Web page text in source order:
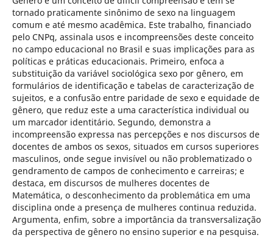
tornado praticamente sinônimo de sexo na linguagem
comum e até mesmo acadêmica. Este trabalho, financiado
pelo CNPq, assinala usos e incompreensões deste conceito
no campo educacional no Brasil e suas implicações para as
políticas e práticas educacionais. Primeiro, enfoca a
substituição da variável sociológica sexo por gênero, em
formulários de identificação e tabelas de caracterização de
sujeitos, e a confusão entre paridade de sexo e equidade de
gênero, que reduz este a uma característica individual ou
um marcador identitário. Segundo, demonstra a
incompreensão expressa nas percepções e nos discursos de
docentes de ambos os sexos, situados em cursos superiores
masculinos, onde segue invisível ou não problematizado o
gendramento de campos de conhecimento e carreiras; e
destaca, em discursos de mulheres docentes de
Matemática, o desconhecimento da problemática em uma
disciplina onde a presença de mulheres continua reduzida.
Argumenta, enfim, sobre a importância da transversalização
da perspectiva de gênero no ensino superior e na pesquisa.